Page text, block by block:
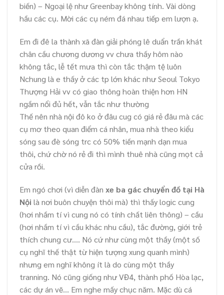
biến) – Ngoại lệ như Greenbay không tính. Vài dòng
hầu các cụ. Mời các cụ ném đá nhau tiếp em lượn ạ.
Em đi đê la thành xã đàn giải phóng lê duẩn trần khát
chân cầu chương dương vv chưa thấy hôm nào
không tắc, lễ tết mưa thì còn tắc thậm tệ luôn
Nchung là e thấy ở các tp lớn khác như Seoul Tokyo
Thượng Hải vv có giao thông hoàn thiện hơn HN
ngầm nổi đủ hết, vẫn tắc như thường
Thế nên nhà nội đô ko ở đâu cug có giá rẻ đâu mà các
cụ mơ theo quan điểm cá nhân, mua nhà theo kiểu
sóng sau đè sóng trc có 50% tiền mạnh dạn mua
thôi, chứ chờ nó rẻ đi thì mình thuê nhà cũng mọt cả
cửa rồi.
Em ngó chơi (vì diễn đàn xe ba gác chuyển đồ tại Hà
Nội là nơi buôn chuyện thôi mà) thì thấy logic cung
(hơi nhầm tí vì cung nó có tính chất liên thông) – cầu
(hơi nhầm tí vì cầu khác nhu cầu), tắc đường, giới trẻ
thích chung cư…. Nó cứ như cùng một thầy (một số
cụ nghĩ thế thật từ hiện tượng xung quanh mình)
nhưng em nghĩ không ít là do cùng một thầy
tranning. Nó cũng giống như VĐ4, thành phố Hòa lạc,
các dự án vẽ… Em nghe mấy chục năm. Mặc dù cá